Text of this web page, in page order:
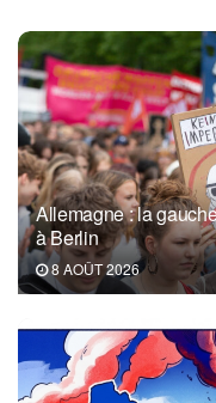
Allemagne : la
à Berlin
8 AOÛT 2026